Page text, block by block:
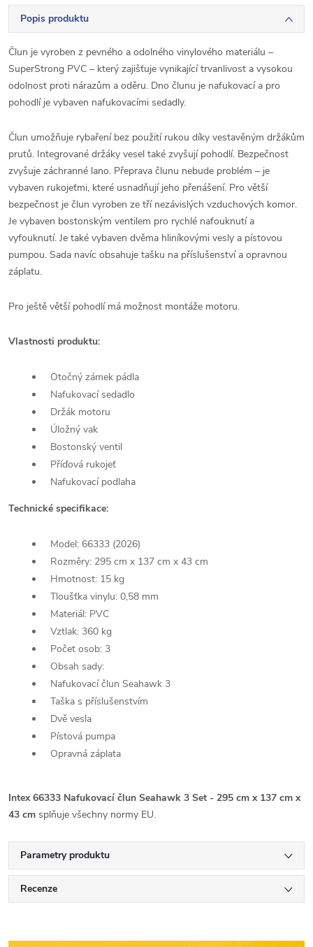
Popis produktu
Člun je vyroben z pevného a odolného vinylového materiálu –
SuperStrong PVC – který zajišťuje vynikající trvanlivost a vysokou
odolnost proti nárazům a oděru. Dno člunu je nafukovací a pro
pohodlí je vybaven nafukovacími sedadly.
Člun umožňuje rybaření bez použití rukou díky vestavěným držákům
prutů. Integrované držáky vesel také zvyšují pohodlí. Bezpečnost
zvyšuje záchranné lano. Přeprava člunu nebude problém – je
vybaven rukojeťmi, které usnadňují jeho přenášení. Pro větší
bezpečnost je člun vyroben ze tří nezávislých vzduchových komor.
Je vybaven bostonským ventilem pro rychlé nafouknutí a
vyfouknutí. Je také vybaven dvěma hliníkovými vesly a pístovou
pumpou. Sada navíc obsahuje tašku na příslušenství a opravnou
záplatu.
Pro ještě větší pohodlí má možnost montáže motoru.
Vlastnosti produktu:
Otočný zámek pádla
Nafukovací sedadlo
Držák motoru
Úložný vak
Bostonský ventil
Příďová rukojeť
Nafukovací podlaha
Technické specifikace:
Model: 66333 (2026)
Rozměry: 295 cm x 137 cm x 43 cm
Hmotnost: 15 kg
Tloušťka vinylu: 0,58 mm
Materiál: PVC
Vztlak: 360 kg
Počet osob: 3
Obsah sady:
Nafukovací člun Seahawk 3
Taška s příslušenstvím
Dvě vesla
Pístová pumpa
Opravná záplata
Intex 66333 Nafukovací člun Seahawk 3 Set - 295 cm x 137 cm x
43 cm splňuje všechny normy EU.
Parametry produktu
Recenze